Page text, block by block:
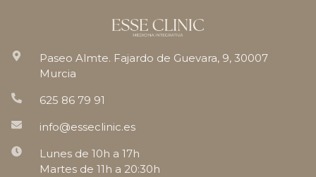
Paseo Almte. Fajardo de Guevara, 9, 30007
Murcia
625 86 79 91
info@esseclinic.es
Lunes de 10h a 17h
Martes de 11h a 20:30h